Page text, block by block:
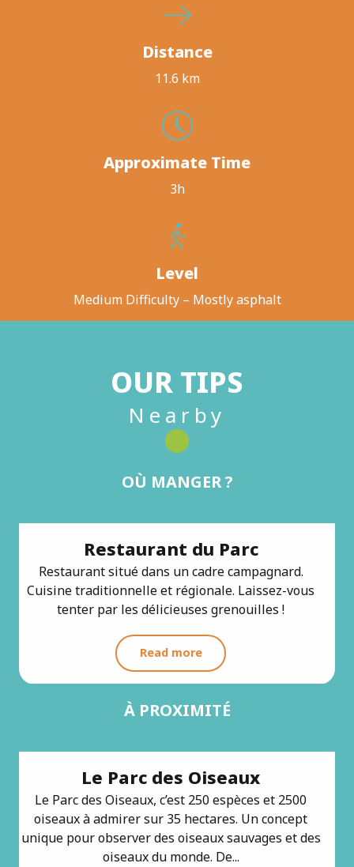
Distance
11.6 km
Approximate Time
3h
Level
Medium Difficulty – Mostly asphalt
OUR TIPS
Nearby
OÙ MANGER ?
Restaurant du Parc
Restaurant situé dans un cadre campagnard.
Cuisine traditionnelle et régionale. Laissez-vous
tenter par les délicieuses grenouilles !
Read more
À PROXIMITÉ
Le Parc des Oiseaux
Le Parc des Oiseaux, c’est 250 espèces et 2500
oiseaux à admirer sur 35 hectares. Un concept
unique pour observer des oiseaux sauvages et des
oiseaux du monde. De...